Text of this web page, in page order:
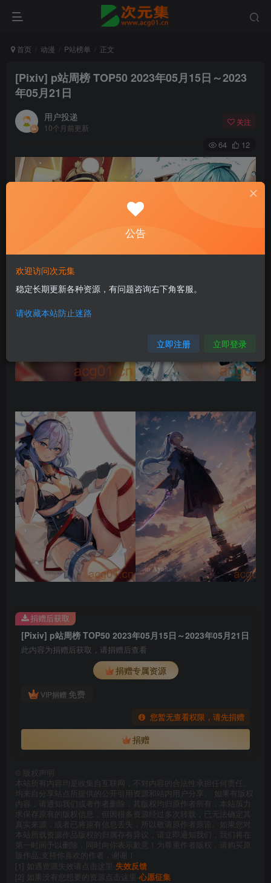
首页 动漫 P站榜单 正文
[Pixiv] p站周榜 TOP50 2023年05月15日～2023
年05月21日
用户投递
10个月前更新
关注
64 12
[Pixiv] p站周榜 TOP50 2023年05月15日～2023年05月21日
此内容为捐赠后获取，请捐赠后查看
捐赠专属资源
VIP捐赠 免费
您暂无查看权限，请先捐赠
捐赠
捐赠后获取
版权声明
本站所有内容均是收集自互联网，不对内容的合法性承担任何责任。
均来自分享站点所提供的公开引用资源和站内用户分享。 如果有版权
内容，请通知我们或者作者删除，其版权均归原作者所有，本站虽力
求保存原有的版权信息，但因很多资源经过多次转载，已无法确定其
真实来源，或者已将原有信息丢失，所以敬请原作者原谅。如果您对
本站所载资源作品版权的归属存有异议，请立即通知我们，我们将在
第一时间予以删除，同时向你表示歉意！为尊重作者版权，请购买原
版作品,支持你喜欢的作者，谢谢！
[1] 如遇资源失效请点击这里-失效反馈
[2] 如果没有您想要的资源点击这里-心愿征集
公告
欢迎访问次元集
稳定长期更新各种资源，有问题咨询右下角客服。
请收藏本站防止迷路
立即注册 立即登录